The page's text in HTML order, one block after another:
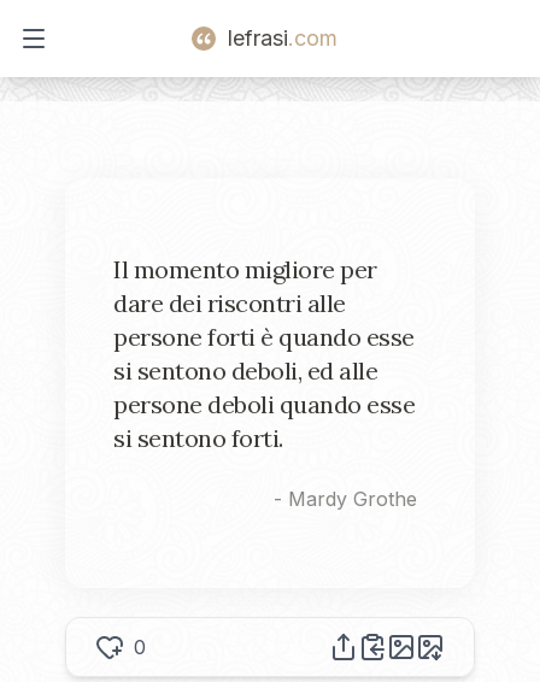
Open main menu
lefrasi.com
Il momento migliore per
dare dei riscontri alle
persone forti è quando esse
si sentono deboli, ed alle
persone deboli quando esse
si sentono forti.
- Mardy Grothe
0